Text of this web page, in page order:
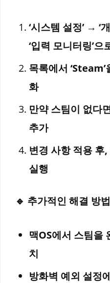
‘시스템 설정’ → ‘
‘입력 모니터링’으
목록에서
화
만약 스팀이 없다
추가
변경 사항 적용 후
실행
🔹 추가적인 해결 방법
맥OS에서 스팀을
치
방화벽 예외 설정